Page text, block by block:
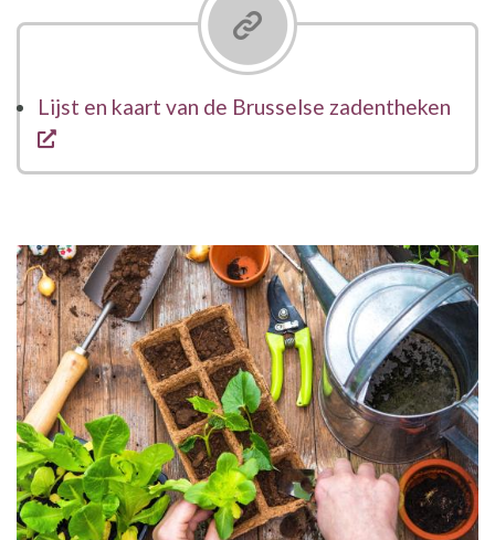
Lijst en kaart van de Brusselse zadentheken
opent een nieuw venster